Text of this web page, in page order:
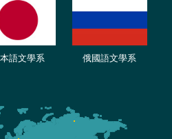
語文學系 俄國語文學系